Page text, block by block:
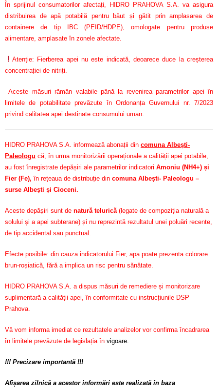
În sprijinul consumatorilor afectați, HIDRO PRAHOVA S.A. va asigura
distribuirea de apă potabilă pentru băut și gătit prin amplasarea de
containere de tip IBC (PEID/HDPE), omologate pentru produse
alimentare, amplasate în zonele afectate.
Atenție: Fierberea apei nu este indicată, deoarece duce la creșterea
concentrației de nitriți.
Aceste măsuri rămân valabile până la revenirea parametrilor apei în
limitele de potabilitate prevăzute în Ordonanța Guvernului nr. 7/2023
privind calitatea apei destinate consumului uman.
HIDRO PRAHOVA S.A. informează abonații din comuna Albești-
Paleologu că, în urma monitorizării operaționale a calității apei potabile,
au fost înregistrate depășiri ale parametrilor indicatori Amoniu (NH4+) și
Fier (Fe), în rețeaua de distribuție din comuna Albești- Paleologu –
surse Albești și Cioceni.
Aceste depășiri sunt de natură telurică(legate de compoziția naturală a
solului și a apei subterane) și nu reprezintă rezultatul unei poluări recente,
de tip accidental sau punctual.
Efecte posibile: din cauza indicatorului Fier, apa poate prezenta colorare
brun-roșiatică, fără a implica un risc pentru sănătate.
HIDRO PRAHOVA S.A. a dispus măsuri de remediere și monitorizare
suplimentară a calității apei, în conformitate cu instrucțiunile DSP
Prahova.
Vă vom informa imediat ce rezultatele analizelor vor confirma încadrarea
în limitele prevăzute de legislația în vigoare.
!!! Precizare importantă !!!
Afișarea zilnică a acestor informări este realizată în baza